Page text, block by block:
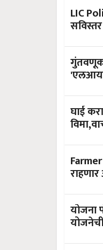
LIC
घाई
योजना